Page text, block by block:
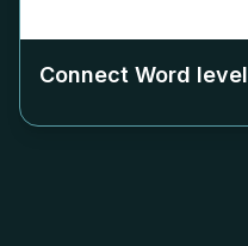
Connect Word level